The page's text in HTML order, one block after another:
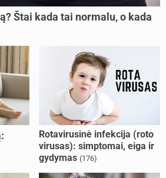
Štai kada tai normalu, o kada
Rotavirusinė infekcija (roto
virusas): simptomai, eiga ir
gydymas (176)